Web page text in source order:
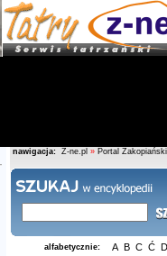
nawigacja: Z-ne.pl » Portal Zakopiański
alfabetycznie: A B C Ć D